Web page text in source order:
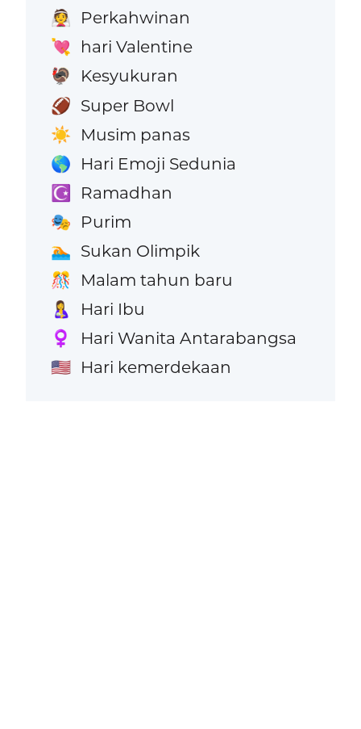
👰 Perkahwinan
💘 hari Valentine
🦃 Kesyukuran
🏈 Super Bowl
☀️ Musim panas
🌎 Hari Emoji Sedunia
☪️ Ramadhan
🎭 Purim
🏊 Sukan Olimpik
🎊 Malam tahun baru
🤱 Hari Ibu
♀️ Hari Wanita Antarabangsa
🇺🇸 Hari kemerdekaan